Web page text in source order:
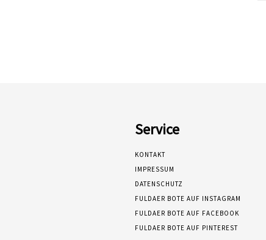
Service
KONTAKT
IMPRESSUM
DATENSCHUTZ
FULDAER BOTE AUF INSTAGRAM
FULDAER BOTE AUF FACEBOOK
FULDAER BOTE AUF PINTEREST